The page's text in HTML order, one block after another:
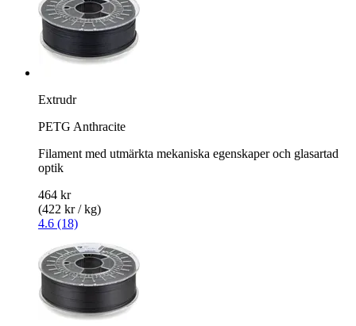
Extrudr
PETG Anthracite
Filament med utmärkta mekaniska egenskaper och glasartad
optik
464 kr
(422 kr / kg)
4.6 (18)